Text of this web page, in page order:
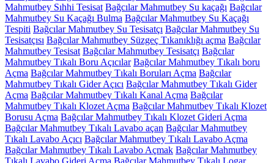
Mahmutbey Sıhhi Tesisat Bağcılar Mahmutbey Su kaçağı Bağcılar
Mahmutbey Su Kaçağı Bulma Bağcılar Mahmutbey Su Kaçağı
Tespiti Bağcılar Mahmutbey Su Tesisatçı Bağcılar Mahmutbey Su
Tesisatçısı Bağcılar Mahmutbey Süzgeç Tıkanıklığı açma Bağcılar
Mahmutbey Tesisat Bağcılar Mahmutbey Tesisatçı Bağcılar
Mahmutbey Tıkalı Boru Açıcılar Bağcılar Mahmutbey Tıkalı boru
Açma Bağcılar Mahmutbey Tıkalı Boruları Açma Bağcılar
Mahmutbey Tıkalı Gider Açıcı Bağcılar Mahmutbey Tıkalı Gider
Açma Bağcılar Mahmutbey Tıkalı Kanal Açma Bağcılar
Mahmutbey Tıkalı Klozet Açma Bağcılar Mahmutbey Tıkalı Klozet
Borusu Açma Bağcılar Mahmutbey Tıkalı Klozet Gideri Açma
Bağcılar Mahmutbey Tıkalı Lavabo açan Bağcılar Mahmutbey
Tıkalı Lavabo Açıcı Bağcılar Mahmutbey Tıkalı Lavabo Açma
Bağcılar Mahmutbey Tıkalı Lavabo Açmak Bağcılar Mahmutbey